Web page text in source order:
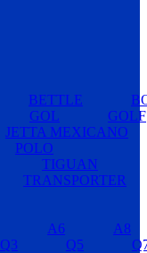
BETTLE
GOL
GOLF
JETTA MEXICANO
POLO
TIGUAN
TRANSPORTER
A6
A8
Q3 Q5